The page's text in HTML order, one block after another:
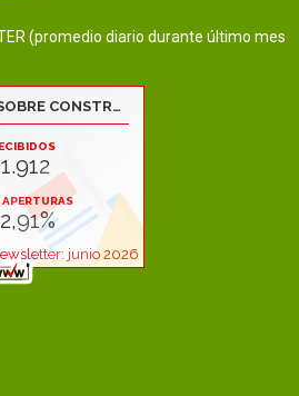
(promedio diario durante último mes